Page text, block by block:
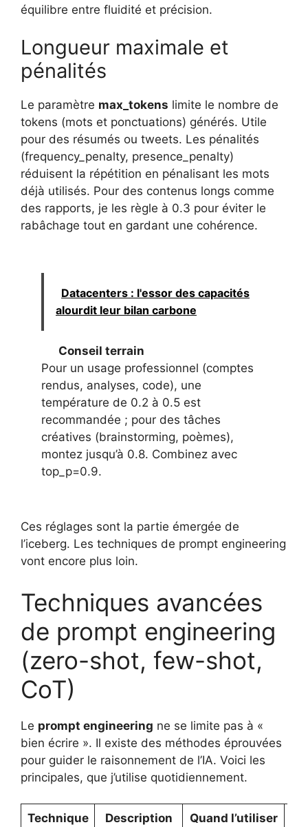
équilibre entre fluidité et précision.
Longueur maximale et
pénalités
Le paramètre max_tokens limite le nombre de
tokens (mots et ponctuations) générés. Utile
pour des résumés ou tweets. Les pénalités
(frequency_penalty, presence_penalty)
réduisent la répétition en pénalisant les mots
déjà utilisés. Pour des contenus longs comme
des rapports, je les règle à 0.3 pour éviter le
rabâchage tout en gardant une cohérence.
Datacenters : l'essor des capacités
alourdit leur bilan carbone
Conseil terrain
Pour un usage professionnel (comptes
rendus, analyses, code), une
température de 0.2 à 0.5 est
recommandée ; pour des tâches
créatives (brainstorming, poèmes),
montez jusqu’à 0.8. Combinez avec
top_p=0.9.
Ces réglages sont la partie émergée de
l’iceberg. Les techniques de prompt engineering
vont encore plus loin.
Techniques avancées
de prompt engineering
(zero-shot, few-shot,
CoT)
Le prompt engineering ne se limite pas à «
bien écrire ». Il existe des méthodes éprouvées
pour guider le raisonnement de l’IA. Voici les
principales, que j’utilise quotidiennement.
Technique Description Quand l’utiliser